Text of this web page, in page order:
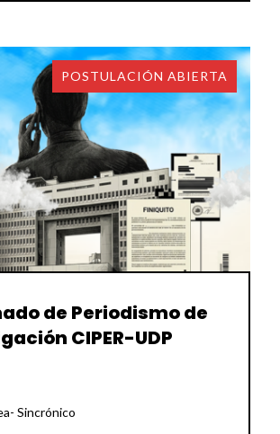
POSTULACIÓN ABIERTA
de Periodismo de
CIPER-UDP
Sincrónico